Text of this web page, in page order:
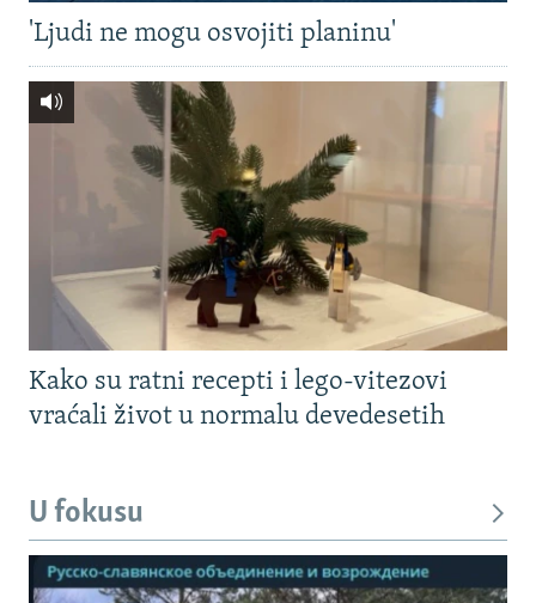
'Ljudi ne mogu osvojiti planinu'
Kako su ratni recepti i lego-vitezovi
vraćali život u normalu devedesetih
U fokusu